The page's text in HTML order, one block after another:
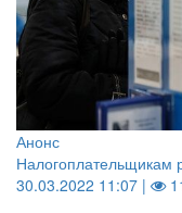
Анонс
Налогоплательщикам
30.03.2022 11:07 |